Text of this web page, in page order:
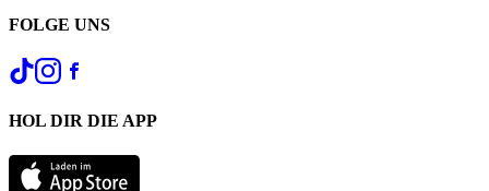
FOLGE UNS
HOL DIR DIE APP